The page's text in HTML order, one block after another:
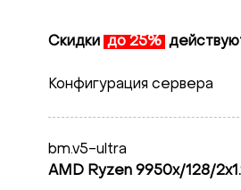
Скидки до 25%
Конфигурация сервера
bm.v5-ultra
AMD Ryzen 9950x/128/